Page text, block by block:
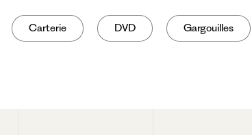
Carterie DVD Gargouilles